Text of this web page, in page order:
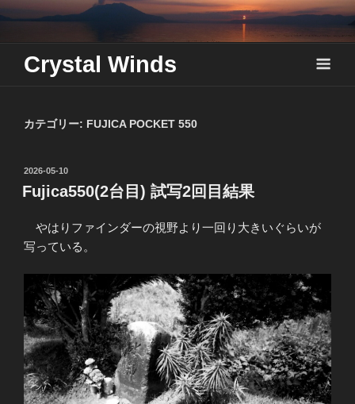
Skip
content
Crystal Winds
カテゴリー: FUJICA POCKET 550
投
稿
日:
2026-05-10
Fujica550(2台目) 試写2回目結果
やはりファインダーの視野より一回り大きいぐらいが
写っている。